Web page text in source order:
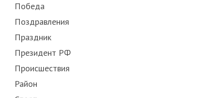
Победа
Поздравления
Праздник
Президент РФ
Происшествия
Район